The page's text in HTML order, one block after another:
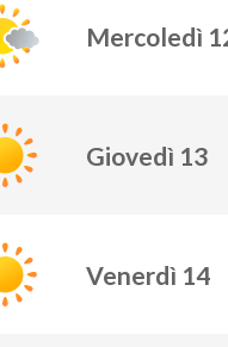
Mercoledì
Giovedì 13
Venerdì 14